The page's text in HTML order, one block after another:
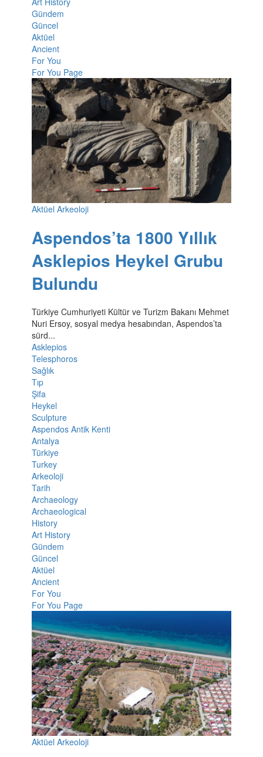
Gündem
Güncel
Aktüel
Ancient
For You
For You Page
Aktüel Arkeoloji
Aspendos’ta 1800 Yıllık
Asklepios Heykel Grubu
Bulundu
Türkiye Cumhuriyeti Kültür ve Turizm Bakanı Mehmet
Nuri Ersoy, sosyal medya hesabından, Aspendos’ta
sürd...
Asklepios
Telesphoros
Sağlık
Tıp
Şifa
Heykel
Sculpture
Aspendos Antik Kenti
Antalya
Türkiye
Turkey
Arkeoloji
Tarih
Archaeology
Archaeological
History
Art History
Gündem
Güncel
Aktüel
Ancient
For You
For You Page
Aktüel Arkeoloji